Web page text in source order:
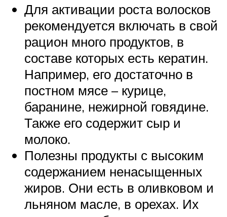
Для активации роста волосков
рекомендуется включать в свой
рацион много продуктов, в
составе которых есть кератин.
Например, его достаточно в
постном мясе – курице,
баранине, нежирной говядине.
Также его содержит сыр и
молоко.
Полезны продукты с высоким
содержанием ненасыщенных
жиров. Они есть в оливковом и
льняном масле, в орехах. Их